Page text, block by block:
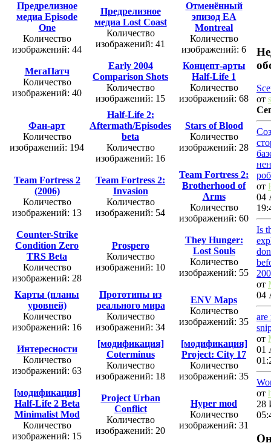
Предрелизное
медиа Episode
One
Количество
изображений: 44
Предрелизное
медиа Lost Coast
Количество
изображений: 41
Отменённый
эпизод EA
Montreal
Количество
изображений: 6
МегаПатч
Количество
изображений: 40
Early 2004
Comparison Shots
Количество
изображений: 15
Концепт-арты
Half-Life 1
Количество
изображений: 68
Фан-арт
Количество
изображений: 194
Half-Life 2:
Aftermath/Episodes
beta
Количество
изображений: 16
Stars of Blood
Количество
изображений: 28
Team Fortress 2
(2006)
Количество
изображений: 13
Team Fortress 2:
Invasion
Количество
изображений: 54
Team Fortress 2:
Brotherhood of
Arms
Количество
изображений: 60
Counter-Strike
Condition Zero
TRS Beta
Количество
изображений: 28
Prospero
Количество
изображений: 10
They Hunger:
Lost Souls
Количество
изображений: 55
Карты (планы
уровней)
Количество
изображений: 16
Прототипы из
реального мира
Количество
изображений: 34
ENV Maps
Количество
изображений: 35
Интересности
Количество
изображений: 63
[модификация]
Coterminus
Количество
изображений: 18
[модификация]
Project: City 17
Количество
изображений: 35
[модификация]
Half-Life 2 Beta
Minimalist Mod
Количество
изображений: 15
Project Urban
Conflict
Количество
изображений: 20
Hyper mod
Количество
изображений: 31
от
от
04
Is
от
04
are
от
01
от
28